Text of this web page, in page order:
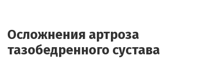
Осложнения артроза
тазобедренного сустава